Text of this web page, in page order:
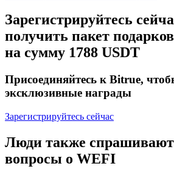
Launchpool
Гибкая ставка для заработка
Блокировки BTR
Зарегистрируйтесь
получить пакет
на сумму 1788 USDT
Присоединяйтесь к Bitrue,
эксклюзивные награды
Зарегистрируйтесь сейчас
Люди также
вопросы о WEFI